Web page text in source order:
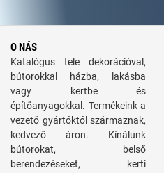
O NÁS
Katalógus tele dekorációval,
bútorokkal házba, lakásba
vagy kertbe és
építőanyagokkal. Termékeink a
vezető gyártóktól származnak,
kedvező áron. Kínálunk
bútorokat, belső
berendezéseket, kerti